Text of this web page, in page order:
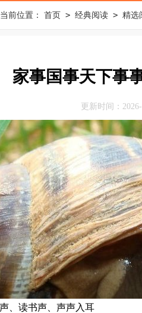
当前位置： 首页 > 经典阅读 > 精选
家事国事天下事
更新时间：
读书声、声声入耳